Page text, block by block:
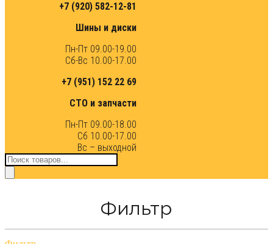
+7 (920) 582-12-81
Шины и диски
Пн-Пт 09.00-19.00
Сб-Вс 10.00-17.00
+7 (951) 152 22 69
СТО и запчасти
Пн-Пт 09.00-18.00
Сб 10.00-17.00
Вс – выходной
Поиск
товаров
Фильтр